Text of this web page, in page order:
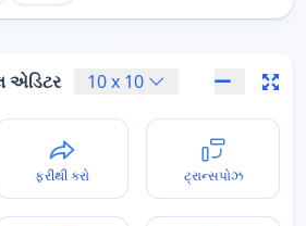
10x 10
ફરીથી કરો ટ્રાન્સપોઝ